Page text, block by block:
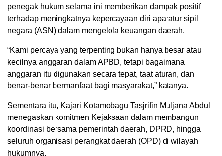
penegak hukum selama ini memberikan dampak positif
terhadap meningkatnya kepercayaan diri aparatur sipil
negara (ASN) dalam mengelola keuangan daerah.
“Kami percaya yang terpenting bukan hanya besar atau
kecilnya anggaran dalam APBD, tetapi bagaimana
anggaran itu digunakan secara tepat, taat aturan, dan
benar-benar bermanfaat bagi masyarakat,” katanya.
Sementara itu, Kajari Kotamobagu Tasjrifin Muljana Abdul
menegaskan komitmen Kejaksaan dalam membangun
koordinasi bersama pemerintah daerah, DPRD, hingga
seluruh organisasi perangkat daerah (OPD) di wilayah
hukumnya.